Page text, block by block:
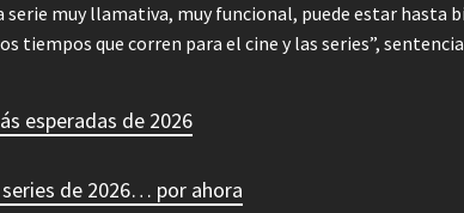
muy llamativa, muy funcional, puede estar hasta
tiempos que corren para el cine y las series”,
esperadas de 2026
de 2026… por ahora